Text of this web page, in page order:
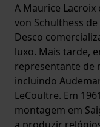
A Maurice
von Schulthess
Desco
luxo. Mais tarde,
representante de
incluindo
LeCoultre. Em
montagem em